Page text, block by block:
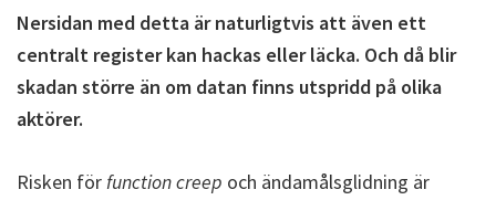
Nersidan med detta är naturligtvis att även ett
centralt register kan hackas eller läcka. Och då blir
skadan större än om datan finns utspridd på olika
aktörer.
Risken förfunction creep och ändamålsglidning är